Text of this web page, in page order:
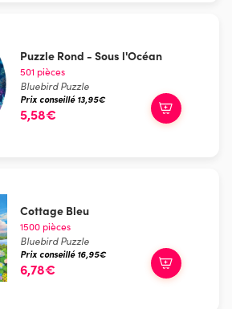
Puzzle Rond - Sous l'Océan
501 pièces
Bluebird Puzzle
Prix conseillé 13,95€
5,58€
Cottage Bleu
1500 pièces
Bluebird Puzzle
Prix conseillé 16,95€
6,78€